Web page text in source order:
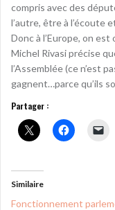
compris avec des
l’autre, être à l’écoute
Donc à l’Europe, on est
Michel Rivasi précise
l’Assemblée (ce n’est
gagnent…parce qu’ils
Partager :
Similaire
Fonctionnement